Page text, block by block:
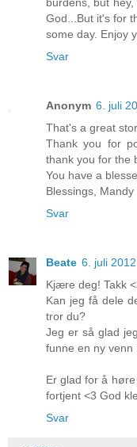
burdens, but
God...But it's for
some day. Enjoy
Svar
Anonym 6. juli
That's a great
Thank you for
thank you for the
You have a
Blessings, Mandy
Svar
Beate 6. juli
Kjære deg! Takk
Kan jeg få dele
tror du?
Jeg er så glad
funne en ny venn
Er glad for å
fortjent <3 God
Svar